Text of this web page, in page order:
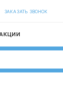
ЗАКАЗАТЬ ЗВОНОК